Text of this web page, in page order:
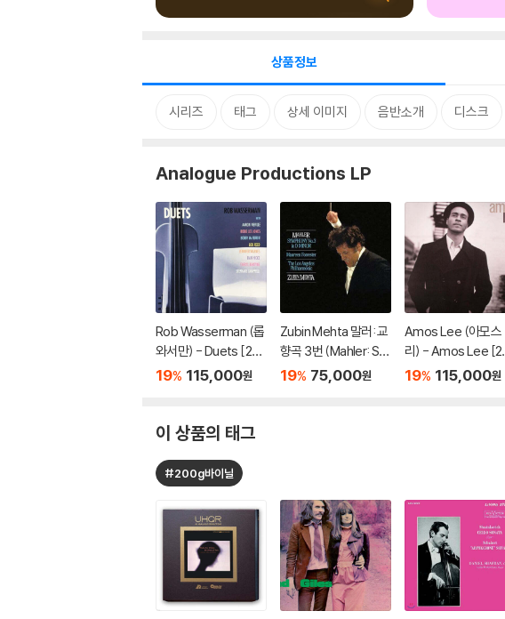
상품정보
시리즈 태그 상세 이미지 음반소개 디스크
Analogue Productions LP
Rob Wasserman (롭
와서만) - Duets [2L
P]
19% 115,000원
Zubin Mehta 말러: 교
향곡 3번 (Mahler: Sy
mphony No. 3) [SA
19% 75,000원
Amos Lee (아모스
리) - Amos Lee
P]
19% 115,000원
이 상품의 태그
#200g바이닐